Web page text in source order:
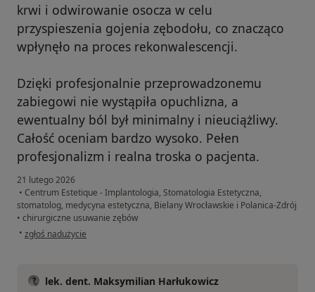
krwi i odwirowanie osocza w celu
przyspieszenia gojenia zębodołu, co znacząco
wpłynęło na proces rekonwalescencji.
Dzięki profesjonalnie przeprowadzonemu
zabiegowi nie wystąpiła opuchlizna, a
ewentualny ból był minimalny i nieuciążliwy.
Całość oceniam bardzo wysoko. Pełen
profesjonalizm i realna troska o pacjenta.
21 lutego 2026
• Centrum Estetique - Implantologia, Stomatologia Estetyczna,
stomatolog, medycyna estetyczna, Bielany Wrocławskie i Polanica-Zdrój
• chirurgiczne usuwanie zębów
• w opinii użytkownika Agnieszka Ch.
zgłoś nadużycie
lek. dent. Maksymilian Harłukowicz